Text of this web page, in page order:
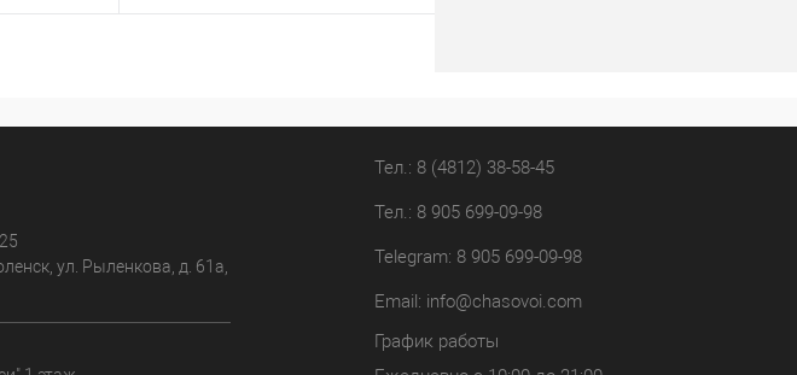
К сравнению
Купить в 1 клик
К сравнению
В наличии
ул. Рыленкова, д. 61а,
Тел.: 8 (4812) 38-58-45
Тел.: 8 905 699-09-98
Telegram: 8 905 699-09-98
Email: info@chasovoi.com
График работы